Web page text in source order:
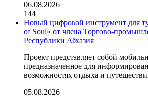
06.08.2026
144
Новый цифровой инструмент для
of Soul» от члена Торгово-
Республики Абхазия
Проект представляет собой
предназначенное для
возможностях отдыха и
05.08.2026